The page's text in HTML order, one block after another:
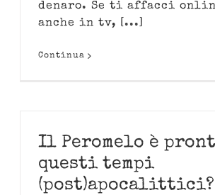
denaro. Se ti affacci
anche in tv, [...]
Continua
Il Peromelo è
questi tempi
(post)apocalittici?